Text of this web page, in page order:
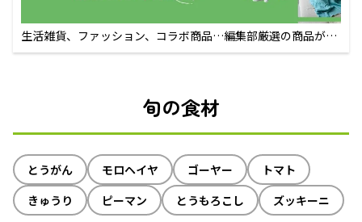
生活雑貨、ファッション、コラボ商品…編集部厳選の商品が買
えるECサイト
旬の食材
とうがん モロヘイヤ ゴーヤー
トマト
きゅうり
ピーマン とうもろこし ズッキーニ